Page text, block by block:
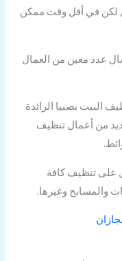
لكن في أقل وقت ممكن
عدد معين من العمال
بصبيا الرائدة
من أعمال تنظيف
على تنظيف كافة
والمسابح وغيرها.